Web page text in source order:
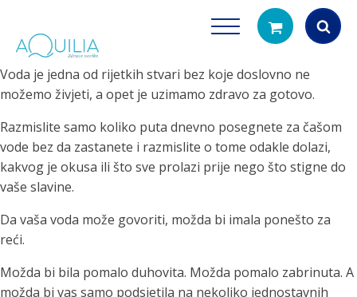
search
Voda je jedna od rijetkih stvari bez koje doslovno ne
možemo živjeti, a opet je uzimamo zdravo za gotovo.
Razmislite samo koliko puta dnevno posegnete za čašom
vode bez da zastanete i razmislite o tome odakle dolazi,
kakvog je okusa ili što sve prolazi prije nego što stigne do
vaše slavine.
Da vaša voda može govoriti, možda bi imala ponešto za
reći.
Možda bi bila pomalo duhovita. Možda pomalo zabrinuta. A
možda bi vas samo podsjetila na nekoliko jednostavnih
filtriranje vode za tuširanje
Potpuno prijenosno
čistu vodu za